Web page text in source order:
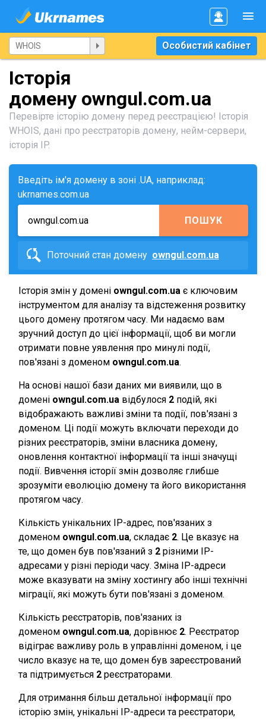
Особистий кабінет
Історія
домену owngul.com.ua
Перевірте історію домену перед реєстрацією! Історія
WHOIS, дані про реєстраторів домену, нейм-сервери,
історія IP.
Введіть ім'я домену в зоні .UA, наприклад:
ukrnames.com.ua
ПОШУК
Поточний стан домену owngul.com.ua
Історія змін у домені owngul.com.ua є ключовим
інструментом для аналізу та відстеження розвитку
цього домену протягом часу. Ми надаємо вам
зручний доступ до цієї інформації, щоб ви могли
отримати повне уявлення про минулі події,
пов'язані з доменом owngul.com.ua.
На основі нашої бази даних ми виявили, що в
домені owngul.com.ua відбулося 2 подій, які
відображають важливі зміни та події, пов'язані з
доменом. Ці події можуть включати переходи до
різних реєстраторів, зміни власника домену,
оновлення контактної інформації та інші значущі
події. Вивчення історії змін дозволяє глибше
зрозуміти еволюцію домену та його використання
протягом часу.
Кількість унікальних IP-адрес, пов'язаних з
доменом owngul.com.ua, складає 2. Це вказує на
те, що домен був пов'язаний з 2 різними IP-
адресами у різні періоди часу. Зміна IP-адреси
може вказувати на зміну хостингу або інші технічні
міграції, які можуть бути пов'язані з доменом.
Кількість реєстраторів, пов'язаних із
доменом owngul.com.ua, дорівнює 2. Реєстратор
відіграє важливу роль в управлінні доменом, і це
число вказує на те, що домен був зареєстрований
та підтримується 2 реєстраторами.
Для отримання більш детальної інформації про
історію змін, унікальні IP-адреси та реєстратори,